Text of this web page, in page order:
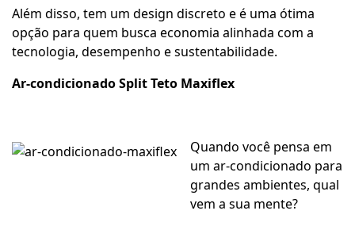
Além disso, tem um design discreto e é uma ótima
opção para quem busca economia alinhada com a
tecnologia, desempenho e sustentabilidade.
Ar-condicionado Split Teto Maxiflex
Quando você pensa em
um ar-condicionado para
grandes ambientes, qual
vem a sua mente?